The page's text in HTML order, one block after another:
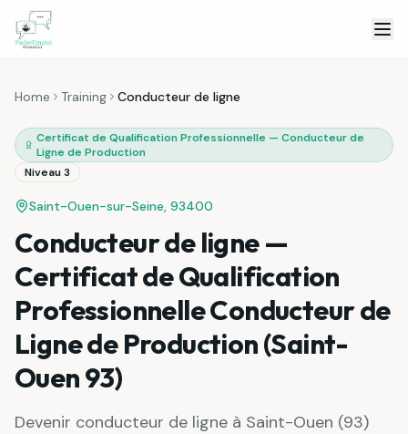
Skip to content
Home Training Conducteur de ligne
Certificat de Qualification Professionnelle — Conducteur de
Ligne de Production
Niveau 3
Saint-Ouen-sur-Seine, 93400
Conducteur de ligne —
Certificat de Qualification
Professionnelle Conducteur de
Ligne de Production (Saint-
Ouen 93)
Devenir conducteur de ligne à Saint-Ouen (93)